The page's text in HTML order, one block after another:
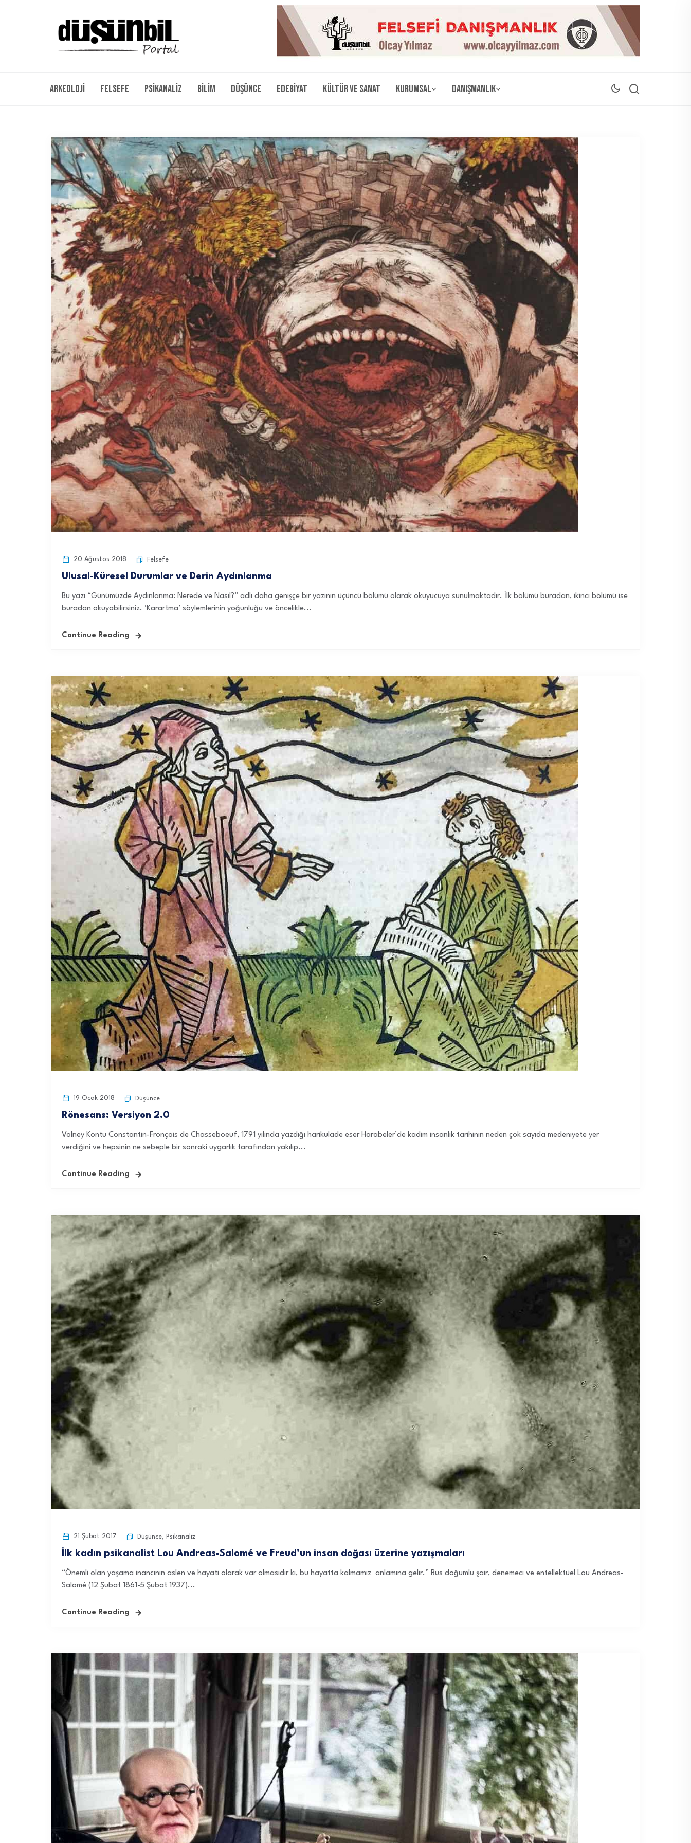
Arkeoloji Felsefe Psikanaliz Bilim Düşünce Edebiyat Kültür ve Sanat Kurumsal Danışmanlık
20 Ağustos 2018 Felsefe
Ulusal-Küresel Durumlar ve Derin Aydınlanma
Bu yazı “Günümüzde Aydınlanma: Nerede ve Nasıl?” adlı daha genişçe bir yazının üçüncü bölümü olarak okuyucuya sunulmaktadır. İlk bölümü buradan, ikinci bölümü ise
buradan okuyabilirsiniz. ‘Karartma’ söylemlerinin yoğunluğu ve öncelikle...
Continue Reading
19 Ocak 2018 Düşünce
Rönesans: Versiyon 2.0
Volney Kontu Constantin-Fronçois de Chasseboeuf, 1791 yılında yazdığı harikulade eser Harabeler’de kadim insanlık tarihinin neden çok sayıda medeniyete yer
verdiğini ve hepsinin ne sebeple bir sonraki uygarlık tarafından yakılıp...
Continue Reading
21 Şubat 2017 Düşünce, Psikanaliz
İlk kadın psikanalist Lou Andreas-Salomé ve Freud’un insan doğası üzerine yazışmaları
“Önemli olan yaşama inancının aslen ve hayati olarak var olmasıdır ki, bu hayatta kalmamız anlamına gelir.” Rus doğumlu şair, denemeci ve entellektüel Lou Andreas-
Salomé (12 Şubat 1861-5 Şubat 1937)...
Continue Reading